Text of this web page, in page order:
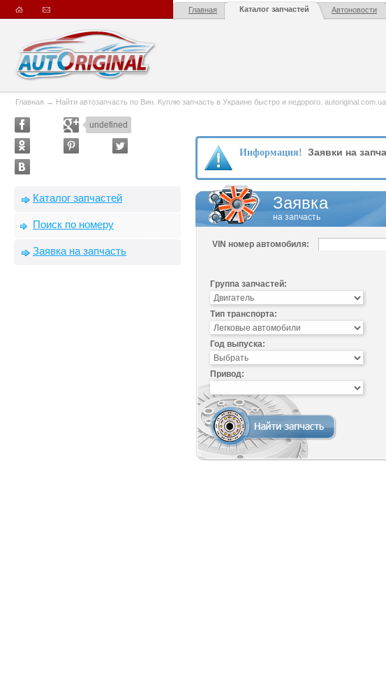
Главная Каталог запчастей Автоновости
Главная → Найти автозапчасть по Вин. Куплю запчасть в Украине быстро и недорого. autoriginal.com.ua
undefined
Каталог запчастей
Поиск по номеру
Заявка на запчасть
Информация! Заявки на
Заявка
на запчасть
VIN номер автомобиля:
Группа запчастей:
Тип транспорта:
Год выпуска:
Привод: